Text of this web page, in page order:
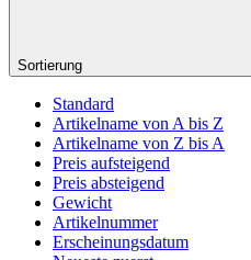
Sortierung
Standard
Artikelname von A bis Z
Artikelname von Z bis A
Preis aufsteigend
Preis absteigend
Gewicht
Artikelnummer
Erscheinungsdatum